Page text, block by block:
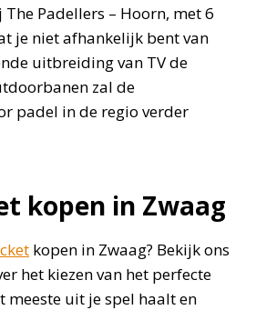
Padellers – Hoorn, met 6
je niet afhankelijk bent van
uitbreiding van TV de
zal de
padel in de regio verder
kopen in Zwaag
kopen in Zwaag? Bekijk ons
het kiezen van het perfecte
meeste uit je spel haalt en